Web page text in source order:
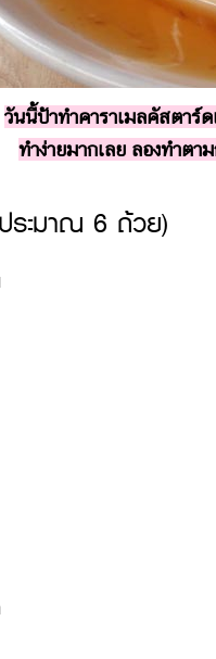
วันนี้ป้าทำคาราเมลคัสตา
ทำง่ายมากเลย ลองทำต
ระมาณ 6 ถ้วย)